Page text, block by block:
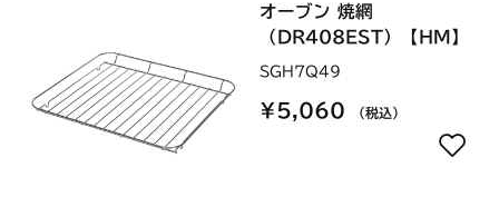
オーブン 焼網
（DR408EST）【HM】
SGH7Q49
¥5,060 （税込）